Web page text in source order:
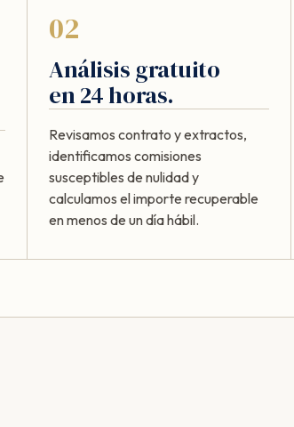
02
Análisis gratuito
en 24 horas.
Revisamos contrato y extractos,
identificamos comisiones
susceptibles de nulidad y
calculamos el importe recuperable
en menos de un día hábil.